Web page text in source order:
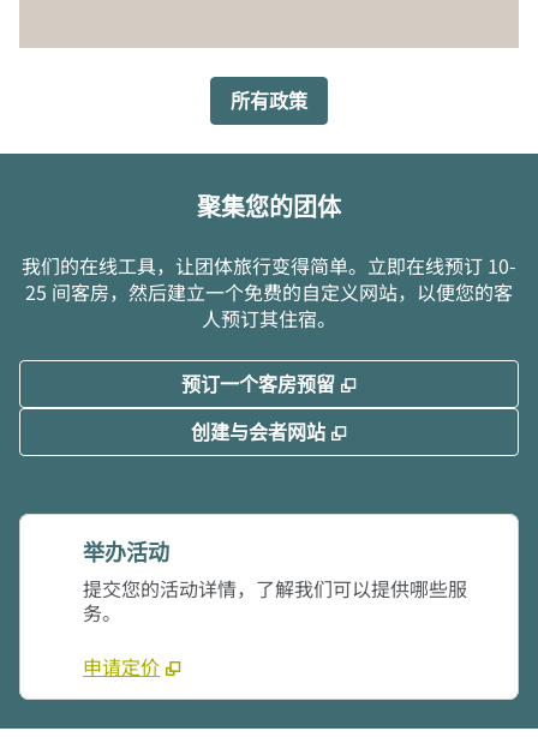
所有政策
聚集您的团体
我们的在线工具，让团体旅行变得简单。立即在线预订 10-
25 间客房，然后建立一个免费的自定义网站，以便您的客
人预订其住宿。
预订一个客房预留 ,
创建与会者网站 ,
举办活动
提交您的活动详情，了解我们可以提供哪些服
务。
申请定价